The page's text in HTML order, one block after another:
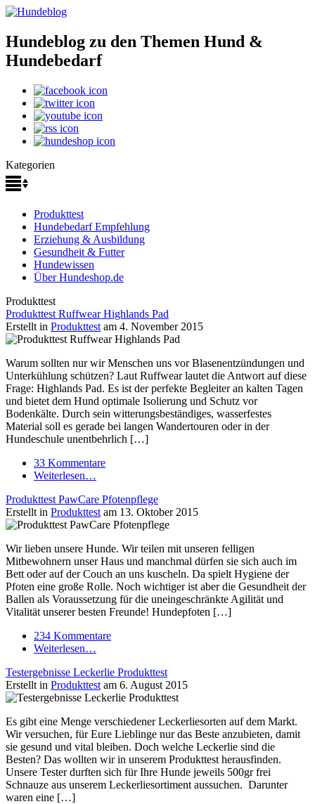
Hundeblog zu den Themen Hund &
Hundebedarf
Kategorien
Produkttest
Hundebedarf Empfehlung
Erziehung & Ausbildung
Gesundheit & Futter
Hundewissen
Über Hundeshop.de
Produkttest
Produkttest Ruffwear Highlands Pad
Erstellt in Produkttest am 4. November 2015
Warum sollten nur wir Menschen uns vor Blasenentzündungen und
Unterkühlung schützen? Laut Ruffwear lautet die Antwort auf diese
Frage: Highlands Pad. Es ist der perfekte Begleiter an kalten Tagen
und bietet dem Hund optimale Isolierung und Schutz vor
Bodenkälte. Durch sein witterungsbeständiges, wasserfestes
Material soll es gerade bei langen Wandertouren oder in der
Hundeschule unentbehrlich […]
33 Kommentare
Weiterlesen…
Produkttest PawCare Pfotenpflege
Erstellt in Produkttest am 13. Oktober 2015
Wir lieben unsere Hunde. Wir teilen mit unseren felligen
Mitbewohnern unser Haus und manchmal dürfen sie sich auch im
Bett oder auf der Couch an uns kuscheln. Da spielt Hygiene der
Pfoten eine große Rolle. Noch wichtiger ist aber die Gesundheit der
Ballen als Voraussetzung für die uneingeschränkte Agilität und
Vitalität unserer besten Freunde! Hundepfoten […]
234 Kommentare
Weiterlesen…
Testergebnisse Leckerlie Produkttest
Erstellt in Produkttest am 6. August 2015
Es gibt eine Menge verschiedener Leckerliesorten auf dem Markt.
Wir versuchen, für Eure Lieblinge nur das Beste anzubieten, damit
sie gesund und vital bleiben. Doch welche Leckerlie sind die
Besten? Das wollten wir in unserem Produkttest herausfinden.
Unsere Tester durften sich für Ihre Hunde jeweils 500gr frei
Schnauze aus unserem Leckerliesortiment aussuchen. Darunter
waren eine […]